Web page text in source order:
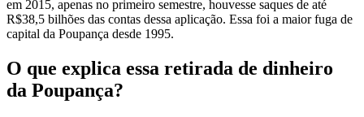
em 2015, apenas no primeiro semestre, houvesse saques de até
R$38,5 bilhões das contas dessa aplicação. Essa foi a maior fuga de
capital da Poupança desde 1995.
O que explica essa retirada de dinheiro
da Poupança?